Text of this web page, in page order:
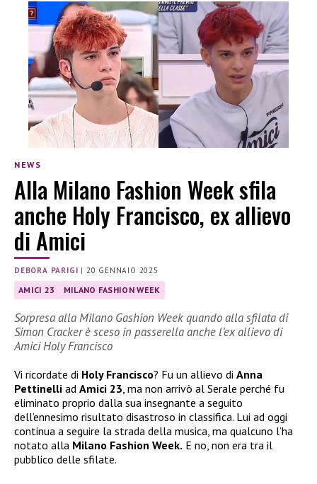
NEWS
Alla Milano Fashion Week sfila
anche Holy Francisco, ex allievo
di Amici
DEBORA PARIGI | 20 GENNAIO 2025
AMICI 23 MILANO FASHION WEEK
Sorpresa alla Milano Gashion Week quando alla sfilata di
Simon Cracker è sceso in passerella anche l’ex allievo di
Amici Holy Francisco
Vi ricordate di Holy Francisco? Fu un allievo di Anna
Pettinelli ad Amici 23, ma non arrivò al Serale perché fu
eliminato proprio dalla sua insegnante a seguito
dell’ennesimo risultato disastroso in classifica. Lui ad oggi
continua a seguire la strada della musica, ma qualcuno l’ha
notato alla Milano Fashion Week. E no, non era tra il
pubblico delle sfilate.